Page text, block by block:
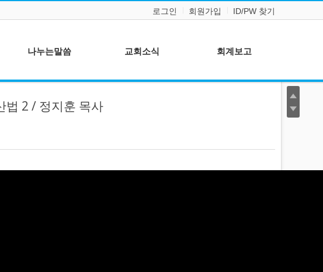
로그인 회원가입 ID/PW 찾기
나누는말씀 교회소식 회계보고
법 2 / 정지훈 목사